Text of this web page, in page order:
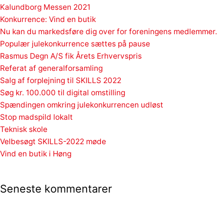
Kalundborg Messen 2021
Konkurrence: Vind en butik
Nu kan du markedsføre dig over for foreningens medlemmer.
Populær julekonkurrence sættes på pause
Rasmus Degn A/S fik Årets Erhvervspris
Referat af generalforsamling
Salg af forplejning til SKILLS 2022
Søg kr. 100.000 til digital omstilling
Spændingen omkring julekonkurrencen udløst
Stop madspild lokalt
Teknisk skole
Velbesøgt SKILLS-2022 møde
Vind en butik i Høng
Seneste kommentarer